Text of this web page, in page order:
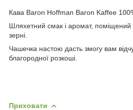
Кава Baron Hoffman Baron Kaffee
Шляхетний смак і аромат,
зерні.
Чашечка настою дасть змогу вам
благородної розкоші.
Приховати